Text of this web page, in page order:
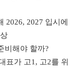
2026, 2027 입시에
비해야 할까?
표가 고1, 고2를 위